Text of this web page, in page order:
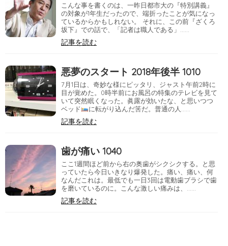
こんな事を書くのは、一昨日都市大の『特別講義』
の対象が1年生だったので、端折ったことが気になっ
ているからかもしれない。 それに、この前『ざくろ
坂下』での話で、「記者は職人である」……
記事を読む
悪夢のスタート 2018年後半 1010
7月1日は、奇妙な様にピッタリ、ジャスト午前2時に
目が覚めた。0時半前にお風呂の特集のテレビを見て
いて突然眠くなった。眞露が効いたな、と思いつつ
ベッド
に転がり込んだ筈だ。普通の人……
記事を読む
歯が痛い 1040
ここ1週間ほど前から右の奥歯がシクシクする。と思
っていたら今日いきなり爆発した。痛い、痛い、何
なんだこれは。最低でも一日3回は電動歯ブラシで歯
を磨いているのに。こんな激しい痛みは、……
記事を読む